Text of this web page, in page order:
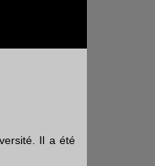
Il a été